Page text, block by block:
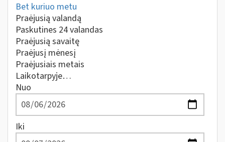
Bet kuriuo metu
Praėjusią valandą
Paskutines 24 valandas
Praėjusią savaitę
Praėjusį mėnesį
Praėjusiais metais
Laikotarpyje…
Nuo
Iki